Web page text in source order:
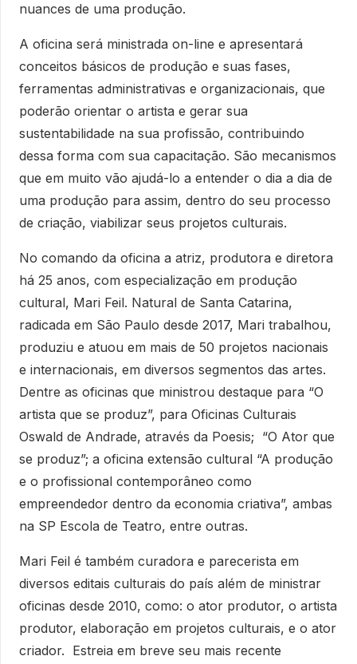
nuances de uma produção.
A oficina será ministrada on-line e apresentará
conceitos básicos de produção e suas fases,
ferramentas administrativas e organizacionais, que
poderão orientar o artista e gerar sua
sustentabilidade na sua profissão, contribuindo
dessa forma com sua capacitação. São mecanismos
que em muito vão ajudá-lo a entender o dia a dia de
uma produção para assim, dentro do seu processo
de criação, viabilizar seus projetos culturais.
No comando da oficina a atriz, produtora e diretora
há 25 anos, com especialização em produção
cultural, Mari Feil. Natural de Santa Catarina,
radicada em São Paulo desde 2017, Mari trabalhou,
produziu e atuou em mais de 50 projetos nacionais
e internacionais, em diversos segmentos das artes.
Dentre as oficinas que ministrou destaque para “O
artista que se produz”, para Oficinas Culturais
Oswald de Andrade, através da Poesis; “O Ator que
se produz”; a oficina extensão cultural “A produção
e o profissional contemporâneo como
empreendedor dentro da economia criativa”, ambas
na SP Escola de Teatro, entre outras.
Mari Feil é também curadora e parecerista em
diversos editais culturais do país além de ministrar
oficinas desde 2010, como: o ator produtor, o artista
produtor, elaboração em projetos culturais, e o ator
criador. Estreia em breve seu mais recente